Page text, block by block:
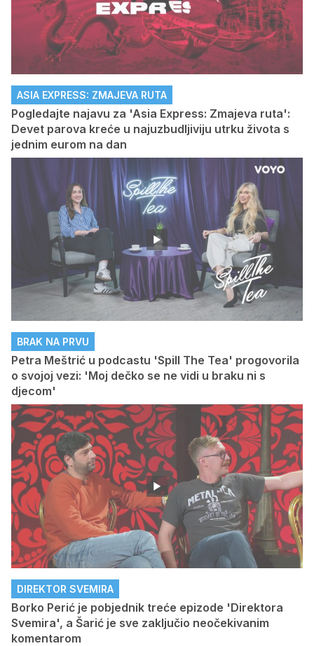
ASIA EXPRESS: ZMAJEVA RUTA
Pogledajte najavu za 'Asia Express: Zmajeva ruta':
Devet parova kreće u najuzbudljiviju utrku života s
jednim eurom na dan
BRAK NA PRVU
Petra Meštrić u podcastu 'Spill The Tea' progovorila
o svojoj vezi: 'Moj dečko se ne vidi u braku ni s
djecom'
DIREKTOR SVEMIRA
Borko Perić je pobjednik treće epizode 'Direktora
Svemira', a Šarić je sve zaključio neočekivanim
komentarom